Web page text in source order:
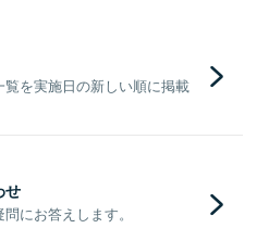
を実施日の新しい順に掲載
せ
にお答えします。